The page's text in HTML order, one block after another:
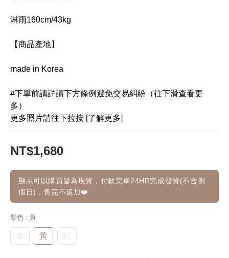
淋雨160cm/43kg
【商品產地】
made in Korea
#下單前請詳讀下方條例避免交易糾紛（往下滑查看更
多）
更多照片請往下拉按 [了解更多]
NT$1,680
顯示可以購買皆為現貨，付款完畢24HR完成發貨(不含例
假日)，售完不追加❤️
顏色 : 黃
杏 黃 紅